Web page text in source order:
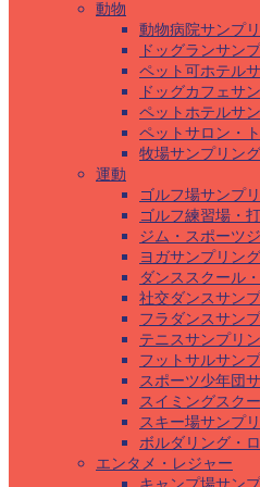
動物
動物病院サンプ
ドッグランサン
ペット可ホテル
ドッグカフェサ
ペットホテルサ
ペットサロン・
牧場サンプリング
運動
ゴルフ場サンプ
ゴルフ練習場・
ジム・スポーツ
ヨガサンプリング
ダンススクール
社交ダンスサン
フラダンスサン
テニスサンプリ
フットサルサン
スポーツ少年団
スイミングスク
スキー場サンプ
ボルダリング・
エンタメ・レジャー